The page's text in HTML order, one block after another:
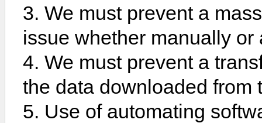
3. We must prevent a
issue whether manually or
4. We must prevent a
the data downloaded from
5. Use of automating